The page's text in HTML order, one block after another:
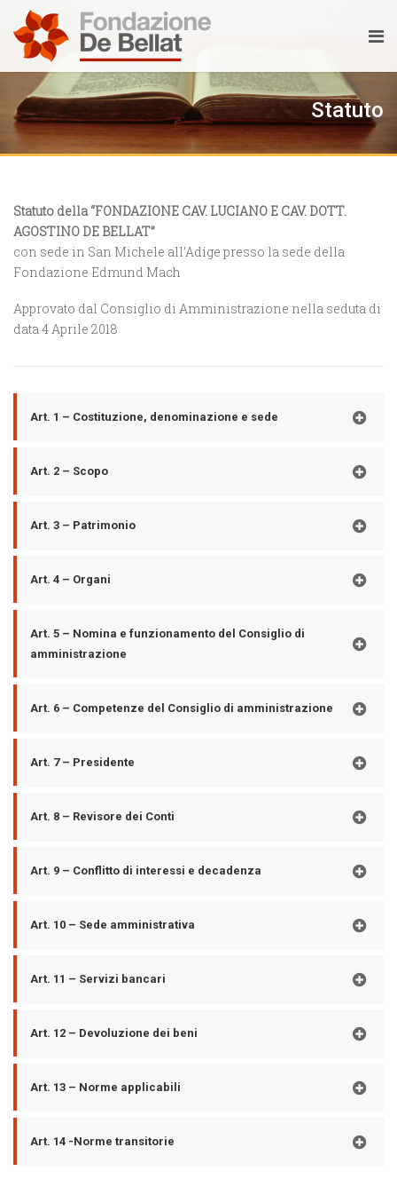
Statuto
Statuto della “FONDAZIONE CAV. LUCIANO E CAV. DOTT.
AGOSTINO DE BELLAT”
con sede in San Michele all’Adige presso la sede della
Fondazione Edmund Mach
Approvato dal Consiglio di Amministrazione nella seduta di
data 4 Aprile 2018
Art. 1 – Costituzione, denominazione e sede
Art. 2 – Scopo
Art. 3 – Patrimonio
Art. 4 – Organi
Art. 5 – Nomina e funzionamento del Consiglio di
amministrazione
Art. 6 – Competenze del Consiglio di amministrazione
Art. 7 – Presidente
Art. 8 – Revisore dei Conti
Art. 9 – Conflitto di interessi e decadenza
Art. 10 – Sede amministrativa
Art. 11 – Servizi bancari
Art. 12 – Devoluzione dei beni
Art. 13 – Norme applicabili
Art. 14 -Norme transitorie